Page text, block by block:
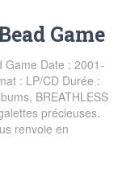
Game
Game Date : 2001-
: LP/CD Durée :
BREATHLESS
précieuses.
renvoie en